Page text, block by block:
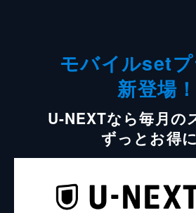
モバイルset
新登場！
U-NEXTなら毎月の
ずっとお得